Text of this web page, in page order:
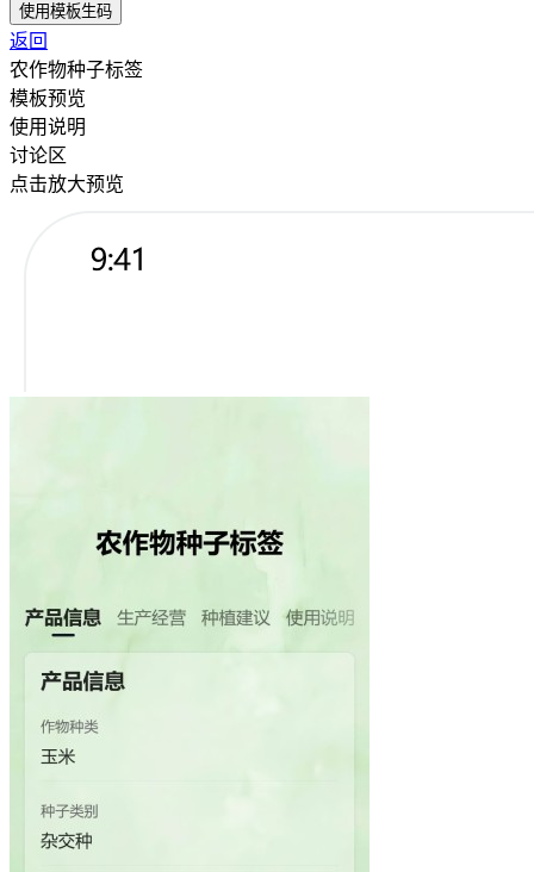
使用模板生码
返回
农作物种子标签
模板预览
使用说明
讨论区
点击放大预览